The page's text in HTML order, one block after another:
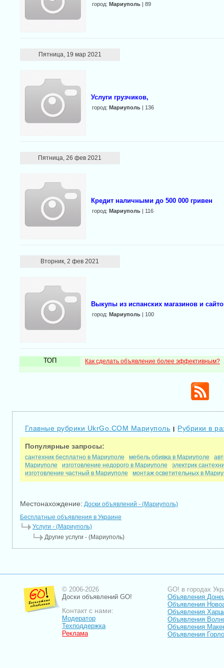
город: Мариуполь | 89
Пятница, 19 мар 2021
Услуги грузчиков,
город: Мариуполь | 136
Пятница, 26 фев 2021
Кредит наличными до 500 000 гривен
город: Мариуполь | 116
Вторник, 2 фев 2021
Выкупы из испанских магазинов и
город: Мариуполь | 100
ТОП Как сделать объявление более эффективным?
Главные рубрики UkrGo.COM Мариуполь | Рубрики в
Популярные запросы:
сантехник бесплатно в Мариуполе мебель обивка в Мариуполе
Мариуполе
изготовление недорого в Мариуполе
электрик
изготовление частный в Мариуполе
монтаж осветительных в
Местонахождение: Доски объявлений - (Мариуполь)
Бесплатные объявления в Украине
Услуги - (Мариуполь)
Другие услуги - (Мариуполь)
© 2006-2026
Доски объявлений GO!
Контакт с нами:
Модератор
Техподдержка
Реклама
GO! в городах
Объявления
Объявления
Объявления
Объявления
Объявления
Объявления